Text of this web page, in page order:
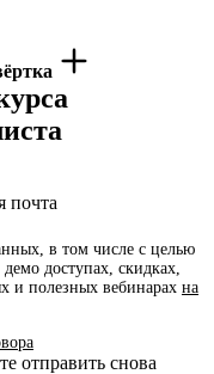
почта
в том числе с целью
доступах, скидках,
и полезных вебинарах на
отправить снова